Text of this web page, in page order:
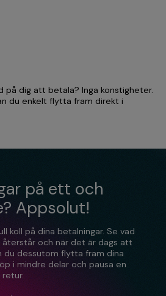
på dig att betala? Inga konstigheter.
du enkelt flytta fram direkt i
på ett och
Appsolut!
koll på dina betalningar. Se vad
och när det är dags att
du dessutom flytta fram dina
i mindre delar och pausa en